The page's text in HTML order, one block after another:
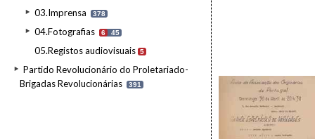
03.Imprensa 378
04.Fotografias 6 45
05.Registos audiovisuais 5
Partido Revolucionário do Proletariado-
Brigadas Revolucionárias
391